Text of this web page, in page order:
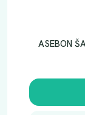
ASEBON